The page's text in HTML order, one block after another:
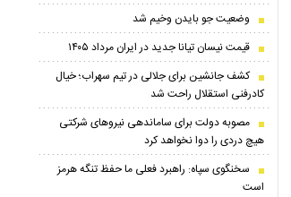
وضعیت جو بایدن وخیم شد
قیمت نیسان تیانا جدید در ایران مرداد ۱۴۰۵
کشف جانشین برای جلالی در تیم سهراب؛ خیال
کادرفنی استقلال راحت شد
مصوبه دولت برای ساماندهی نیروهای شرکتی
هیچ دردی را دوا نخواهد کرد
سخنگوی سپاه: راهبرد فعلی ما حفظ تنگه هرمز
است